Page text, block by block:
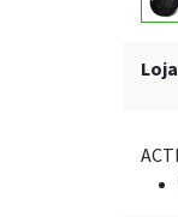
Loja